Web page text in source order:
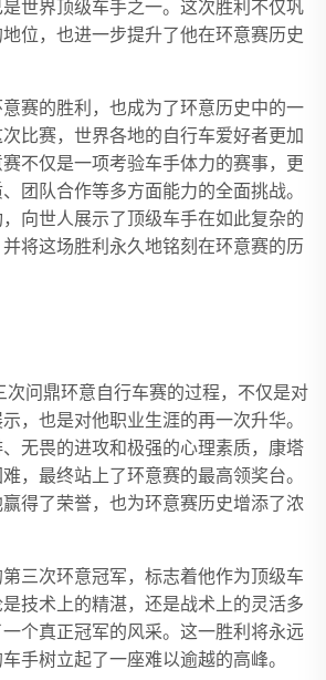
世界顶级车手之一。这次胜利不仅巩
位，也进一步提升了他在环意赛历史
赛的胜利，也成为了环意历史中的一
比赛，世界各地的自行车爱好者更加
不仅是一项考验车手体力的赛事，更
团队合作等多方面能力的全面挑战。
向世人展示了顶级车手在如此复杂的
将这场胜利永久地铭刻在环意赛的历
次问鼎环意自行车赛的过程，不仅是对
，也是对他职业生涯的再一次升华。
无畏的进攻和极强的心理素质，康塔
，最终站上了环意赛的最高领奖台。
得了荣誉，也为环意赛历史增添了浓
三次环意冠军，标志着他作为顶级车
技术上的精湛，还是战术上的灵活多
个真正冠军的风采。这一胜利将永远
手树立起了一座难以逾越的高峰。